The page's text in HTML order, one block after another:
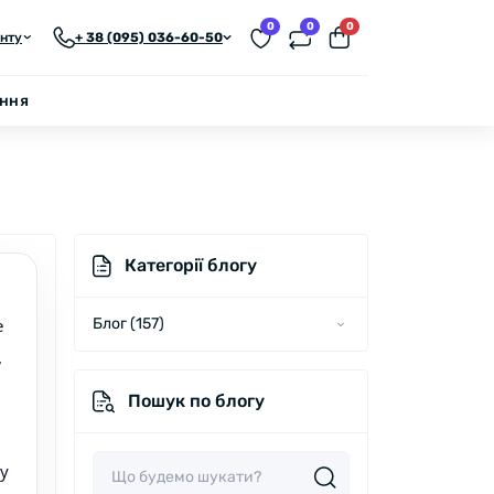
+ 38 (095) 036-60-50
0 0 0
Категорії блогу
Блог (157)
Пошук по блогу